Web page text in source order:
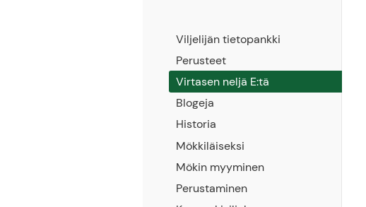
Viljelijän tietopankki
Perusteet
Virtasen neljä E:tä
Blogeja
Historia
Mökkiläiseksi
Mökin myyminen
Perustaminen